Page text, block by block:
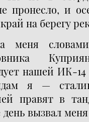
пронесло, и
на берегу
меня
нашей ИК-
я —
правят в
вызвал